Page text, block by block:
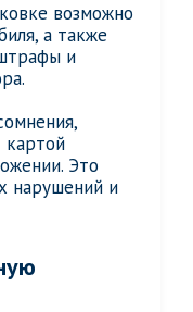
возможно
а также
и
картой
Это
нарушений и